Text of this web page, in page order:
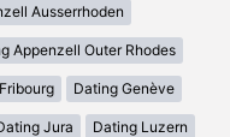
Ausserrhoden
Appenzell Outer Rhodes
Dating Genève
Jura Dating Luzern